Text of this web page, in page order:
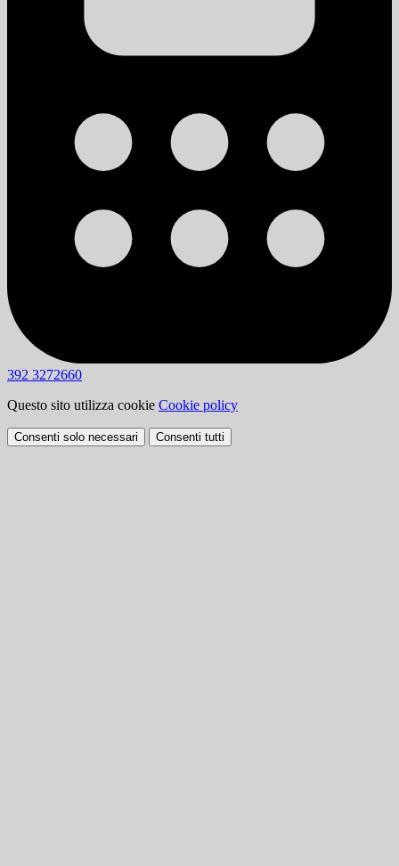
392 3272660
Questo sito utilizza cookie Cookie policy
Consenti solo necessari Consenti tutti